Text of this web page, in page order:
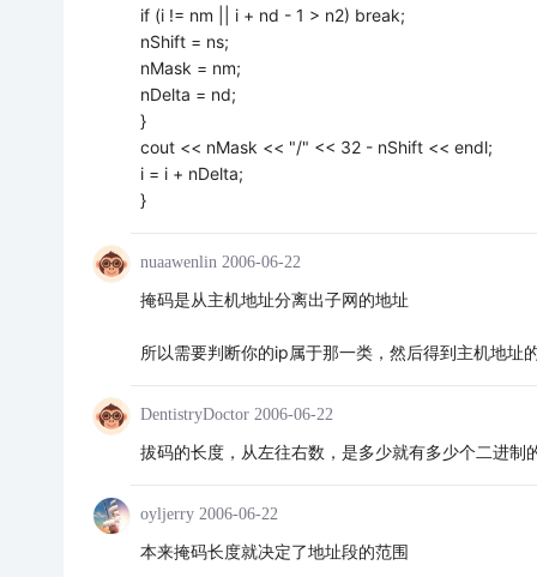
if (i != nm || i + nd - 1 > n2) break;
nShift = ns;
nMask = nm;
nDelta = nd;
}
cout << nMask << "/" << 32 - nShift << endl;
i = i + nDelta;
}
nuaawenlin 2006-06-22
掩码是从主机地址分离出子网的地址
所以需要判断你的ip属于那一类，然后得到主机地址
DentistryDoctor 2006-06-22
拔码的长度，从左往右数，是多少就有多少个二进制
oyljerry 2006-06-22
本来掩码长度就决定了地址段的范围